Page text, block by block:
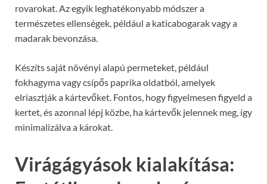
rovarokat. Az egyik leghatékonyabb módszer a
természetes ellenségek, például a katicabogarak vagy a
madarak bevonzása.
Készíts saját növényi alapú permeteket, például
fokhagyma vagy csípős paprika oldatból, amelyek
elriasztják a kártevőket. Fontos, hogy figyelmesen figyeld a
kertet, és azonnal lépj közbe, ha kártevők jelennek meg, így
minimalizálva a károkat.
Virágágyások kialakítása: